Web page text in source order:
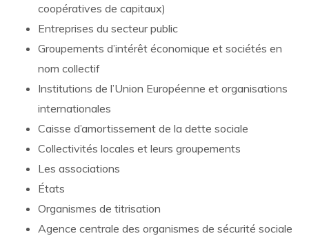
coopératives de capitaux)
Entreprises du secteur public
Groupements d’intérêt économique et sociétés en
nom collectif
Institutions de l’Union Européenne et organisations
internationales
Caisse d’amortissement de la dette sociale
Collectivités locales et leurs groupements
Les associations
États
Organismes de titrisation
Agence centrale des organismes de sécurité sociale